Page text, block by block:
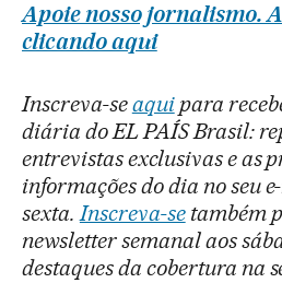
Apoie nosso jornalismo.
clicando aqui
Inscreva-seaquipara
diária do EL PAÍS Brasil:
entrevistas exclusivas e as
informações do dia no seu
sexta.Inscreva-setambém
newsletter semanal aos
destaques da cobertura na